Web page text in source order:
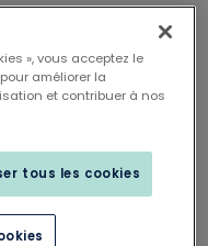
», vous acceptez le
améliorer la
et contribuer à nos
tous les cookies